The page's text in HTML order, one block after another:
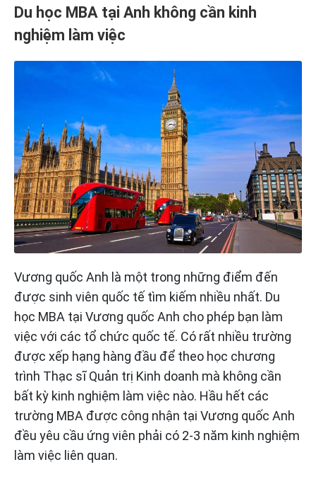
Du học MBA tại Anh không cần kinh
nghiệm làm việc
Vương quốc Anh là một trong những điểm đến
được sinh viên quốc tế tìm kiếm nhiều nhất. Du
học MBA tại Vương quốc Anh cho phép bạn làm
việc với các tổ chức quốc tế. Có rất nhiều trường
được xếp hạng hàng đầu để theo học chương
trình Thạc sĩ Quản trị Kinh doanh mà không cần
bất kỳ kinh nghiệm làm việc nào. Hầu hết các
trường MBA được công nhận tại Vương quốc Anh
đều yêu cầu ứng viên phải có 2-3 năm kinh nghiệm
làm việc liên quan.